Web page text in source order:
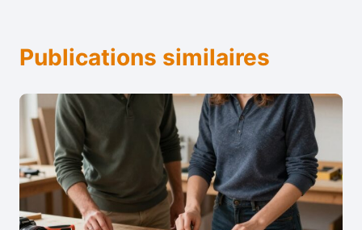
Publications similaires